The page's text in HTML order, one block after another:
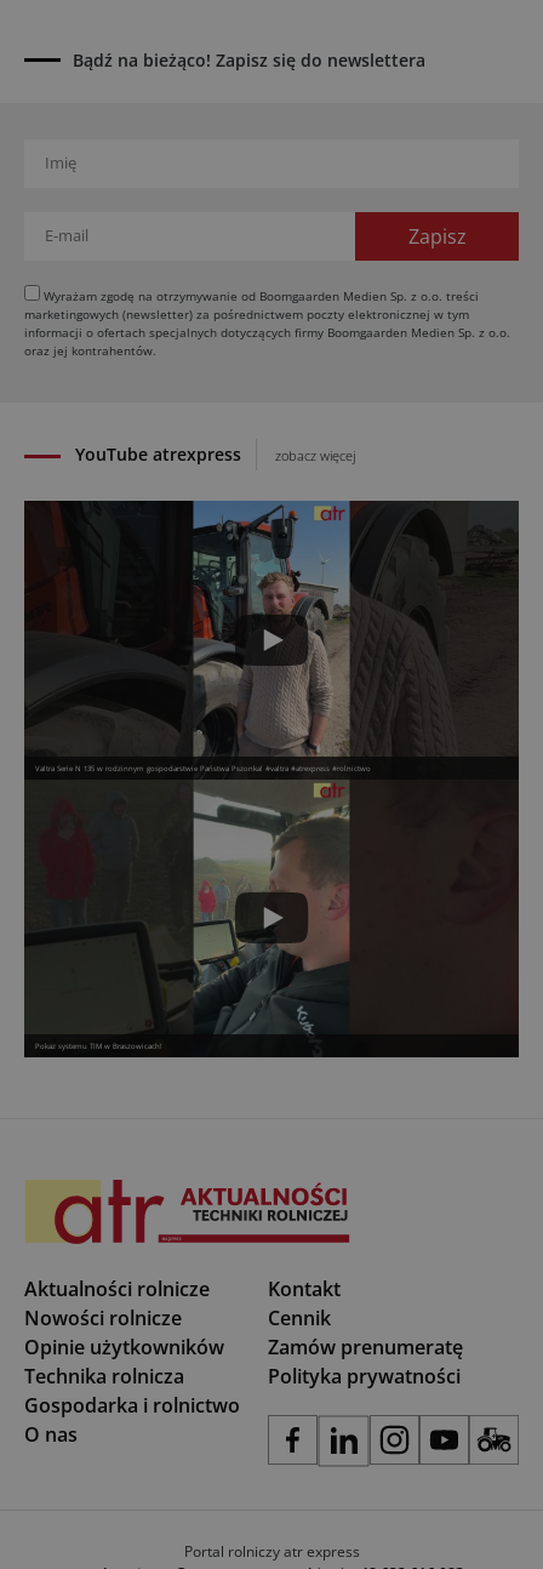
Rzepak hybrydowy: sposób na wyższą rentowność
01.08.2026
31.07.2026
Kukurydza w Polsce: aktualny stan plantacji
30.07.2026
Amazone ZG-TX precyzyjniejszy rozsiewacz
29.07.2026
YouTube atrexpress zobacz więcej
Valtra Serie N 135 w rodzinnym gospodarstwie Państwa Pszonka! #valtra #atrexpress #rolnictwo
Pokaz systemu TIM w Braszowicach!
Bądź na bieżąco! Zapisz się do newslettera
Wyrażam zgodę na otrzymywanie od Boomgaarden Medien Sp. z o.o. treści
marketingowych (newsletter) za pośrednictwem poczty elektronicznej w tym
informacji o ofertach specjalnych dotyczących firmy Boomgaarden Medien Sp. z o.o.
oraz jej kontrahentów.
Aktualności rolnicze
Nowości rolnicze
Opinie użytkowników
Technika rolnicza
Gospodarka i rolnictwo
O nas
Kontakt
Cennik
Zamów prenumeratę
Polityka prywatności
Portal rolniczy atr express